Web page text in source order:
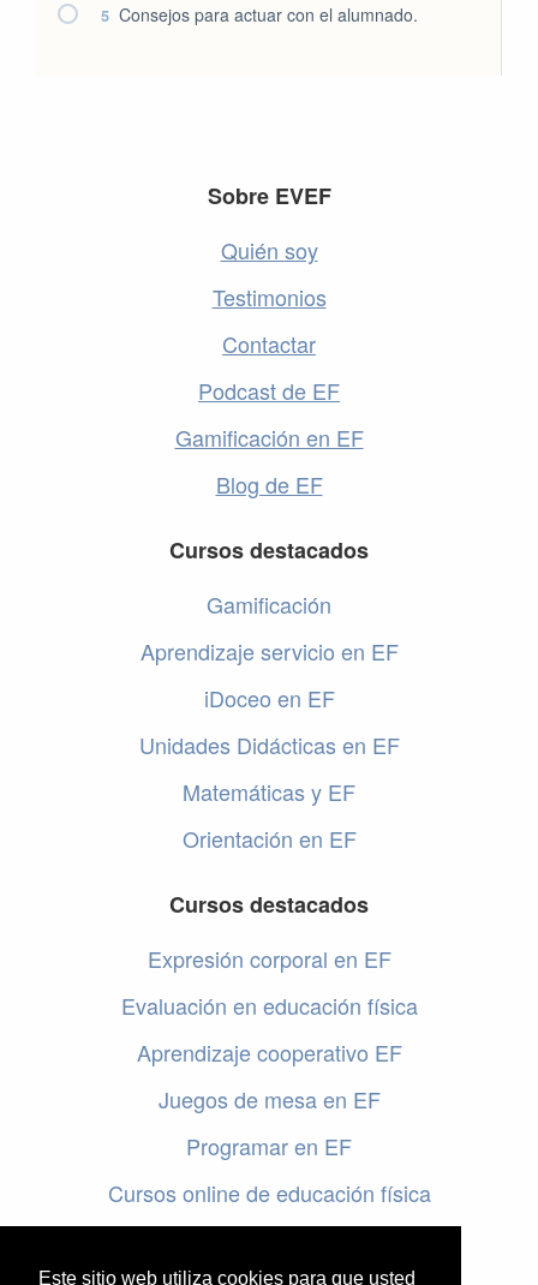
Este sitio web utiliza cookies para que usted
5 Consejos para actuar con el alumnado.
Sobre EVEF
Quién soy
Testimonios
Contactar
Podcast de EF
Gamificación en EF
Blog de EF
Cursos destacados
Gamificación
Aprendizaje servicio en EF
iDoceo en EF
Unidades Didácticas en EF
Matemáticas y EF
Orientación en EF
Cursos destacados
Expresión corporal en EF
Evaluación en educación física
Aprendizaje cooperativo EF
Juegos de mesa en EF
Programar en EF
Cursos online de educación física